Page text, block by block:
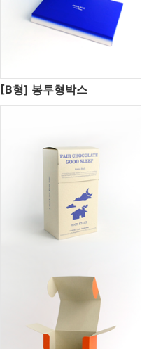
[B형] 봉투형박스